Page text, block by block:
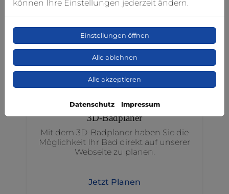
3D-Badplaner
Mit dem 3D-Badplaner haben Sie die
Möglichkeit Ihr Bad direkt auf unserer
Webseite zu planen.
Jetzt Planen
können Ihre Einstellungen jederzeit ändern.
Einstellungen öffnen
Alle ablehnen
Alle akzeptieren
Datenschutz Impressum